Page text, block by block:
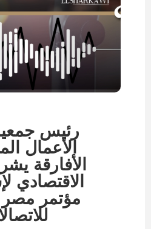
رئيس
الأعمال
الأفارقة
الاقتصادي
مؤتمر مصر